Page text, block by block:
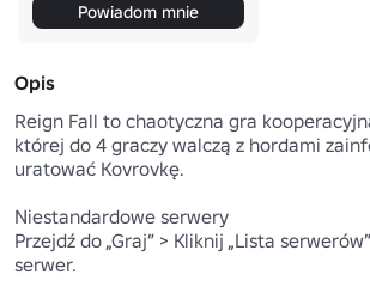
Powiadom mnie
Opis
Reign Fall to chaotyczna gra
której do 4 graczy walczą z hordami
uratować Kovrovkę.
Niestandardowe serwery
Przejdź do „Graj” > Kliknij „Lista
serwer.